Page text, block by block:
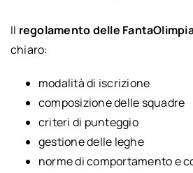
Il regolamento delle
chiaro:
modalità di iscrizione
composizione delle squadre
criteri di punteggio
gestione delle leghe
norme di comportamento e